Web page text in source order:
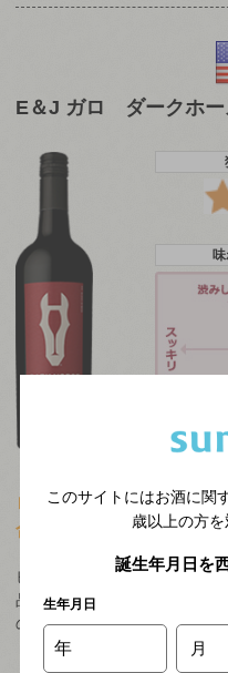
E＆J ガロ ダークホー
ロックフォールバターと
合わせ。
ビッグレッドブレンドはその
品種のワインたちをブレンド
の味わいを目指したワイン。
（カベルネ・ソーヴィ…
このサイトにはお酒に関
歳以上の方を
誕生年月日を
生年月日
年 月